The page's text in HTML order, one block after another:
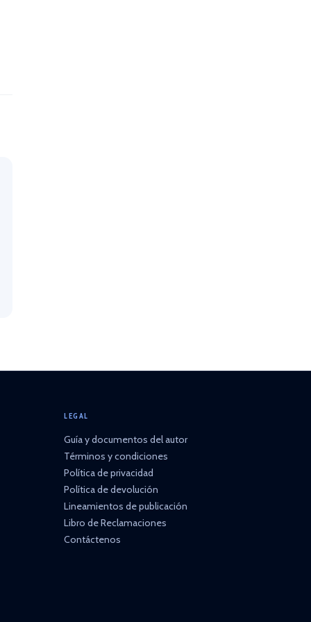
LEGAL
Guía y documentos del autor
Términos y condiciones
Política de privacidad
Política de devolución
Lineamientos de publicación
Libro de Reclamaciones
Contáctenos